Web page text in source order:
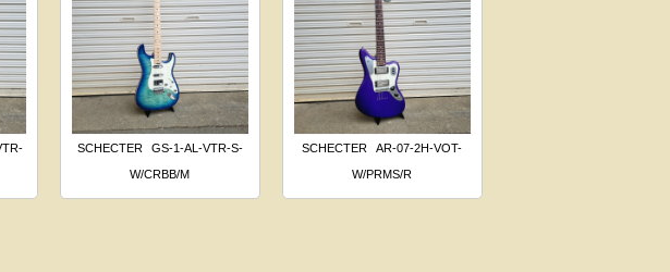
SCHECTER
GS-1-AL-VTR-S-
W/CRBB/M
SCHECTER
AR-07-2H-VOT-
W/PRMS/R